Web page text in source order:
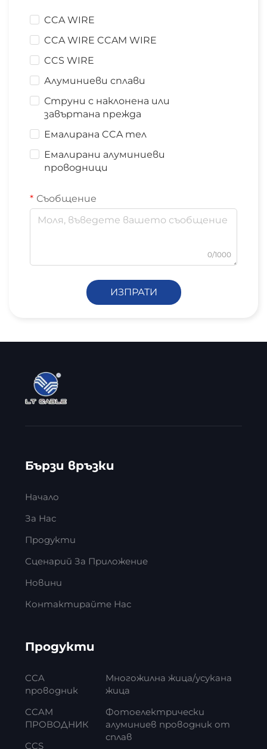
CCA WIRE
CCA WIRE CCAM WIRE
CCS WIRE
Алуминиеви сплави
Струни с наклонена или
завъртана прежда
Емалирана CCA тел
Емалирани алуминиеви
проводници
Съобщение
0/1000
ИЗПРАТИ
Бързи връзки
Начало
За Нас
Продукти
Сценарий За Приложение
Новини
Контактирайте Нас
Продукти
CCA
проводник
CCAM
ПРОВОДНИК
CCS
Многожилна жица/усукана
жица
Фотоелектрически
алуминиев проводник от
сплав